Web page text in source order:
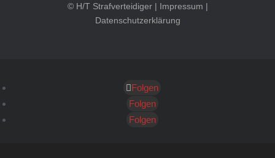
© H/T Strafverteidiger | Impressum |
Datenschutzerklärung
Folgen
Folgen
Folgen
Kundenbewertungen und Erfahrungen zu
SEHR GUT